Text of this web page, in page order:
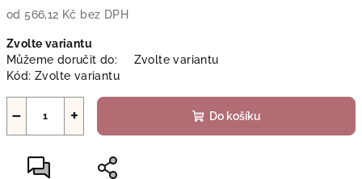
od566,12 Kč bez DPH
cena:
Zvolte variantu
Můžeme doručit do:
Zvolte variantu
Kód: Zvolte variantu
+
− Do košíku